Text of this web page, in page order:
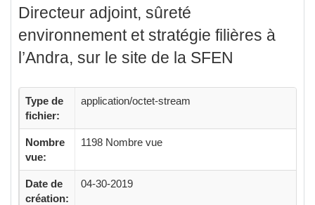
Directeur adjoint, sûreté
environnement et stratégie filières à
l’Andra, sur le site de la SFEN
Type de
fichier:
application/octet-stream
Nombre
vue:
1198 Nombre vue
Date de
création:
04-30-2019